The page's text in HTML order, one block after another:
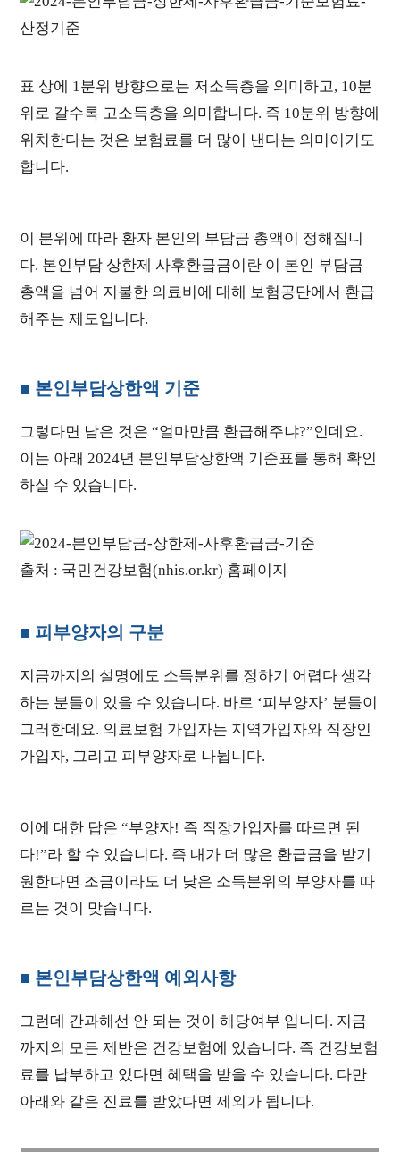
표 상에 1분위 방향으로는 저소득층을 의미하고, 10분
위로 갈수록 고소득층을 의미합니다. 즉 10분위 방향에
위치한다는 것은 보험료를 더 많이 낸다는 의미이기도
합니다.
이 분위에 따라 환자 본인의 부담금 총액이 정해집니
다. 본인부담 상한제 사후환급금이란 이 본인 부담금
총액을 넘어 지불한 의료비에 대해 보험공단에서 환급
해주는 제도입니다.
■ 본인부담상한액 기준
그렇다면 남은 것은 “얼마만큼 환급해주냐?”인데요.
이는 아래 2024년 본인부담상한액 기준표를 통해 확인
하실 수 있습니다.
출처 : 국민건강보험(nhis.or.kr) 홈페이지
■ 피부양자의 구분
지금까지의 설명에도 소득분위를 정하기 어렵다 생각
하는 분들이 있을 수 있습니다. 바로 ‘피부양자’ 분들이
그러한데요. 의료보험 가입자는 지역가입자와 직장인
가입자, 그리고 피부양자로 나뉩니다.
이에 대한 답은 “부양자! 즉 직장가입자를 따르면 된
다!”라 할 수 있습니다. 즉 내가 더 많은 환급금을 받기
원한다면 조금이라도 더 낮은 소득분위의 부양자를 따
르는 것이 맞습니다.
■ 본인부담상한액 예외사항
그런데 간과해선 안 되는 것이 해당여부 입니다. 지금
까지의 모든 제반은 건강보험에 있습니다. 즉 건강보험
료를 납부하고 있다면 혜택을 받을 수 있습니다. 다만
아래와 같은 진료를 받았다면 제외가 됩니다.